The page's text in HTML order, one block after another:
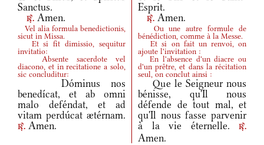
Sanctus.
Esprit.
r. Amen. r. Amen.
Vel alia formula benedictionis,
sicut in Missa.
Ou une autre formule de
bénédiction, comme à la Messe.
Et si fit dimissio, sequitur
invitatio:
Et si on fait un renvoi, on
ajoute l'invitation :
Absente sacerdote vel
diacono, et in recitatione a solo,
sic concluditur:
En l'absence d'un diacre ou
d'un prêtre, et dans la récitation
seul, on conclut ainsi :
Dóminus nos
benedícat, et ab omni
malo deféndat, et ad
vitam perdúcat ætérnam.
r. Amen.
Que le Seigneur nous
bénisse, qu'Il nous
défende de tout mal, et
qu'Il nous fasse parvenir
à la vie éternelle.
r.
Amen.